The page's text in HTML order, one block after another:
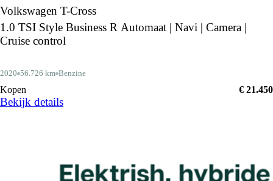
Volkswagen T-Cross
1.0 TSI Style Business R Automaat | Navi | Camera |
Cruise control
2020 56.726 km Benzine
Kopen € 21.450
Bekijk details